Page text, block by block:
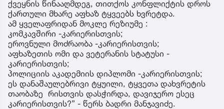
ქვეყნის წინააღმდეგ, თითქოს კონფლიქტის დროს
ქართული მხარე აფხაზ ტყვეებს ხვრეტდა.
ამ ყველაფრიდან მოკლე რეზიუმე :
კომკავშირი -კარიერისთვის;
ეროვნული მოძრაობა -კარიერისთვის;
აფხაზეთის ომი და ვეტერანის სტატუსი -
კარიერისთვის;
პოლიციის აკადემიის დიპლომი -კარიერისთვის;
ეს დანაშაულებრივი ტყუილი, ტყვეთა დახვრეტის
თაობაზე რისთვის დასჭირდა, დავიჯერო ესეც
კარიერისთვის?” - წერს ბადრი მანჯავიძე.